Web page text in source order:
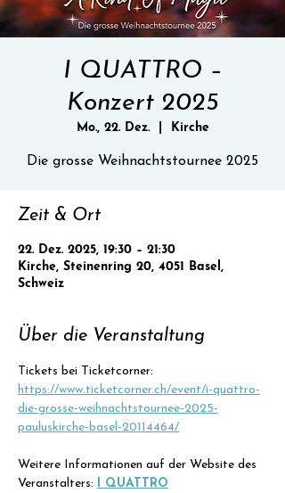
I QUATTRO –
Konzert 2025
Mo., 22. Dez.
  |
Kirche
Die grosse Weihnachtstournee 2025
Zeit & Ort
22. Dez. 2025, 19:30 – 21:30
Kirche, Steinenring 20, 4051 Basel,
Schweiz
Über die Veranstaltung
Tickets bei Ticketcorner:
https://www.ticketcorner.ch/event/i-quattro-
die-grosse-weihnachtstournee-2025-
pauluskirche-basel-20114464/
Weitere Informationen auf der Website des
Veranstalters: I QUATTRO